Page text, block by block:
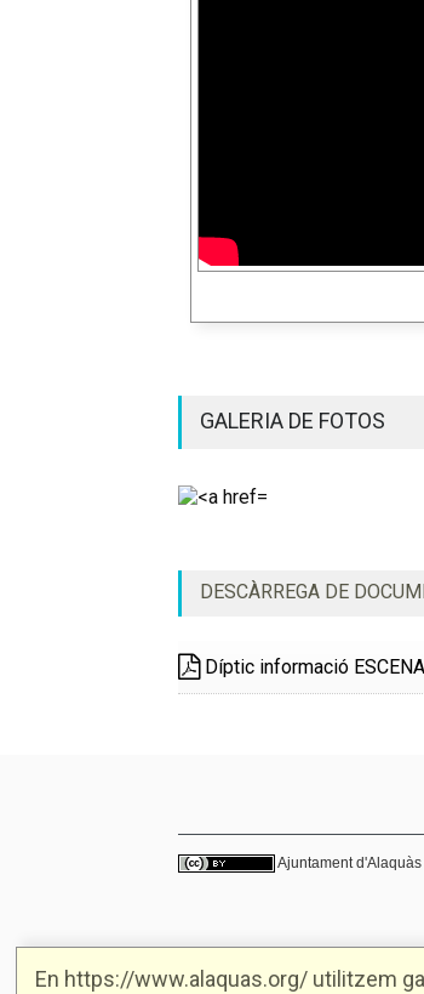
En https://www.alaquas.org/ utilitzem
GALERIA DE FOTOS
DESCÀRREGA DE
Díptic informació
Ajuntament d'Alaquàs